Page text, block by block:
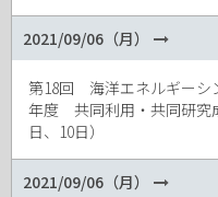
2021/09/06（月）
第18回 海洋エネルギーシ
年度 共同利用・共同研究
日、10日）
2021/09/06（月）